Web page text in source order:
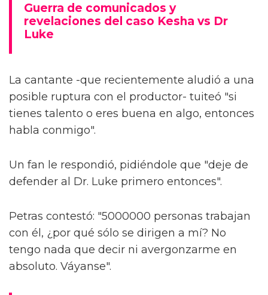
Guerra de comunicados y
revelaciones del caso Kesha vs Dr
Luke
La cantante -que recientemente aludió a una
posible ruptura con el productor- tuiteó "si
tienes talento o eres buena en algo, entonces
habla conmigo".
Un fan le respondió, pidiéndole que "deje de
defender al Dr. Luke primero entonces".
Petras contestó: "5000000 personas trabajan
con él, ¿por qué sólo se dirigen a mí? No
tengo nada que decir ni avergonzarme en
absoluto. Váyanse".